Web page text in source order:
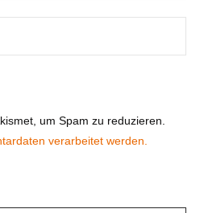
um Spam zu reduzieren.
verarbeitet werden.